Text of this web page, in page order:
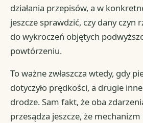
działania przepisów, a w
jeszcze sprawdzić, czy dany czyn
do wykroczeń objętych
powtórzeniu.
To ważne zwłaszcza wtedy, gdy
dotyczyło prędkości, a drugie
drodze. Sam fakt, że oba
przesądza jeszcze, że mechanizm